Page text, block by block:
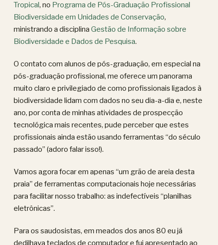
Tropical, no Programa de Pós-Graduação Profissional
Biodiversidade em Unidades de Conservação,
ministrando a disciplina Gestão de Informação sobre
Biodiversidade e Dados de Pesquisa.
O contato com alunos de pós-graduação, em especial na
pós-graduação profissional, me oferece um panorama
muito claro e privilegiado de como profissionais ligados à
biodiversidade lidam com dados no seu dia-a-dia e, neste
ano, por conta de minhas atividades de prospecção
tecnológica mais recentes, pude perceber que estes
profissionais ainda estão usando ferramentas “do século
passado” (adoro falar isso!).
Vamos agora focar em apenas “um grão de areia desta
praia” de ferramentas computacionais hoje necessárias
para facilitar nosso trabalho: as indefectíveis “planilhas
eletrônicas”.
Para os saudosistas, em meados dos anos 80 eu já
dedilhava teclados de computador e fui apresentado ao